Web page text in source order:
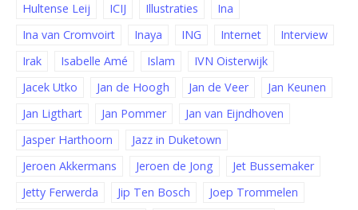
Hultense Leij
ICIJ Illustraties
Ina
Ina van Cromvoirt
Inaya ING Internet
Interview
Irak
Isabelle Amé Islam
IVN Oisterwijk
Jacek Utko
Jan de Hoogh Jan de Veer
Jan Keunen
Jan Ligthart
Jan Pommer
Jan van Eijndhoven
Jasper Harthoorn
Jazz in Duketown
Jeroen Akkermans
Jeroen de Jong
Jet Bussemaker
Jetty Ferwerda
Jip Ten Bosch
Joep Trommelen